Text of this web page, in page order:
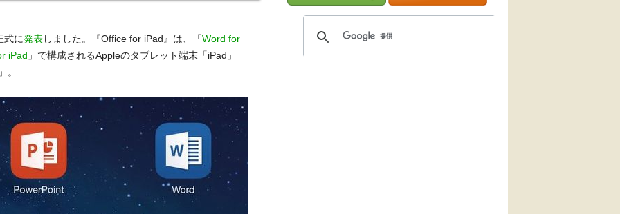
式に発表しました。『Office for iPad』は、「Word for
iPad 」で構成されるAppleのタブレット端末「iPad」
。